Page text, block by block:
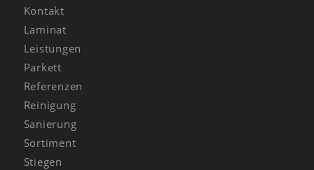
Kontakt
Laminat
Leistungen
Parkett
Referenzen
Reinigung
Sanierung
Sortiment
Stiegen